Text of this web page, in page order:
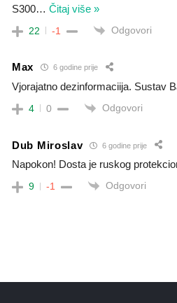
S300… Čitaj više »
22 -1 Odgovori
Max 6 godine prije
Vjorajatno dezinformaciija. Sustav
4 0 Odgovori
Dub Miroslav 6 godine prije
Napokon! Dosta je ruskog
9 -1 Odgovori